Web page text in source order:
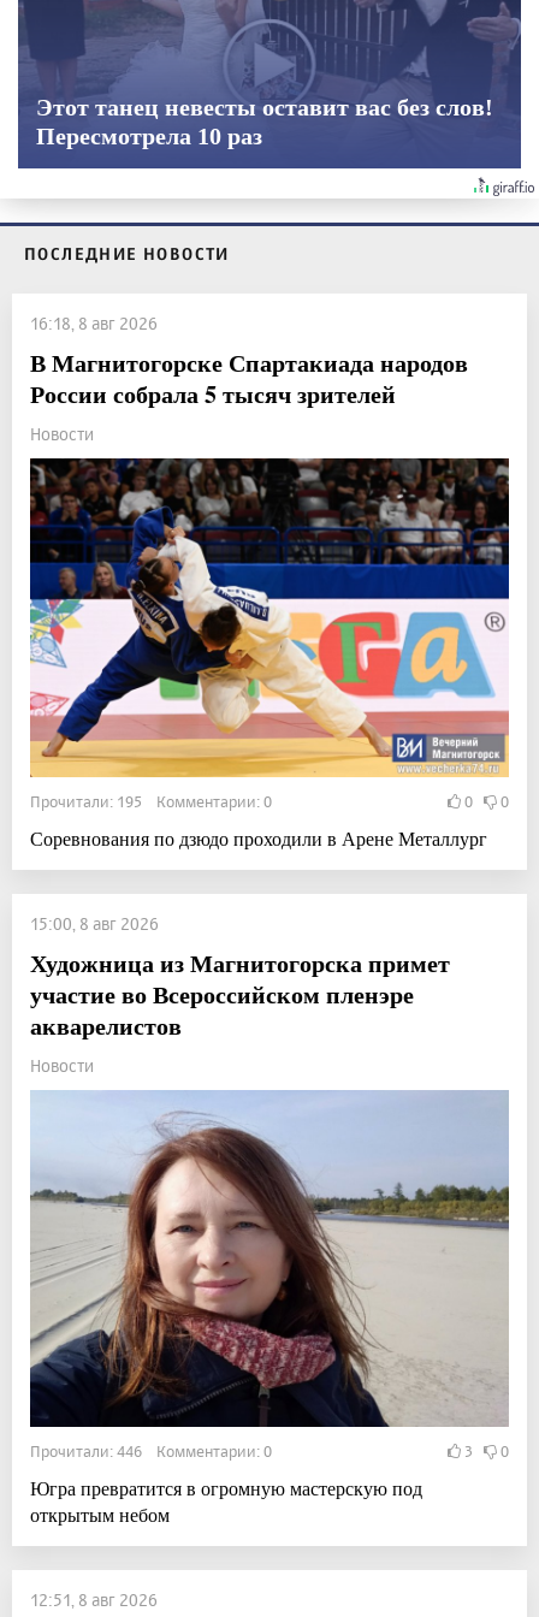
Этот танец невесты оставит вас без слов!
Пересмотрела 10 раз
ПОСЛЕДНИЕ НОВОСТИ
16:18, 8 авг 2026
В Магнитогорске Спартакиада народов
России собрала 5 тысяч зрителей
Новости
Прочитали: 195 Комментарии: 0 0 0
Соревнования по дзюдо проходили в Арене Металлург
15:00, 8 авг 2026
Художница из Магнитогорска примет
участие во Всероссийском пленэре
акварелистов
Новости
Прочитали: 446 Комментарии: 0 3 0
Югра превратится в огромную мастерскую под
открытым небом
12:51, 8 авг 2026